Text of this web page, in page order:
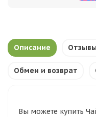
Описание Отзывы
Обмен и возврат
Вы можете купить